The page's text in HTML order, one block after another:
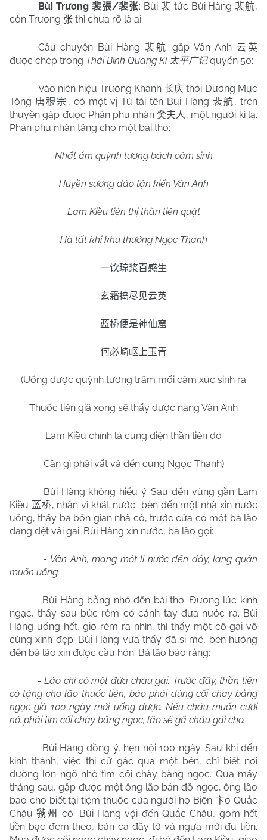
Bùi Trương 裴張/裴张: Bùi 裴 tức Bùi Hàng裴航,
còn Trương 张 thì chưa rõ là ai.
Câu chuyện Bùi Hàng 裴航 gặp Vân Anh 云英
được chép trong Thái Bình Quảng Kí 太平广记quyển 50:
Vào niên hiệu Trường Khánh 长庆 thời Đường Mục
Tông 唐穆宗 , có một vị Tú tài tên Bùi Hàng 裴航, trên
thuyền gặp được Phàn phu nhân 樊夫人 , một người kì lạ.
Phàn phu nhân tặng cho một bài thơ:
Nhất ẩm quỳnh tương bách cảm sinh
Huyền sương đảo tận kiến Vân Anh
Lam Kiều tiện thị thần tiên quật
Hà tất khi khu thướng Ngọc Thanh
一饮琼浆百感生
玄霜捣尽见云英
蓝桥便是神仙窟
何必崎岖上玉青
(Uống được quỳnh tương trăm mối cảm xúc sinh ra
Thuốc tiên giã xong sẽ thấy được nàng Vân Anh
Lam Kiều chính là cung điện thần tiên đó
Cần gì phải vất vả đến cung Ngọc Thanh)
Bùi Hàng không hiểu ý. Sau đến vùng gần Lam
Kiều 蓝桥, nhân vì khát nước
bèn đến một nhà xin nước
uống, thấy ba bốn gian nhà cỏ, trước cửa có một bà lão
đang dệt vải gai. Bùi Hàng xin nước, bà lão gọi:
- Vân Anh, mang một li nước đến đây, lang quân
muốn uống.
Bùi Hàng bỗng nhớ đến bài thơ. Đương lúc kinh
ngạc, thấy sau bức rèm có cánh tay đưa nước ra. Bùi
Hàng uống hết, giở rèm ra nhìn, thì thấy một cô gái vô
cùng xinh đẹp. Bùi Hàng vừa thấy đã si mê, bèn hướng
đến bà lão xin được cầu hôn. Bà lão bảo rằng:
-Lão chỉ có một đứa cháu gái. Trước đây, thần tiên
có tặng cho lão thuốc tiên, bảo phải dùng cối chày bằng
ngọc giã 100 ngày mới uống được. Nếu cháu muốn cưới
nó, phải tìm cối chày bằng ngọc, lão sẽ gã cháu gái cho.
Bùi Hàng đồng ý, hẹn nội 100 ngày. Sau khi đến
kinh thành, việc thi cử gác qua một bên, chỉ biết nơi
đường lớn ngõ nhỏ tìm cối chày bằng ngọc. Qua mấy
tháng sau, gặp được một ông lão bán đồ ngọc, ông lão
báo cho biết tại tiệm thuốc của người họ Biện 卞ở Quắc
Châu虢州
có. Bùi Hàng vội đến Quắc Châu, gom hết
tiền bạc đem theo, bán cả đầy tớ và ngựa mới đủ tiền.